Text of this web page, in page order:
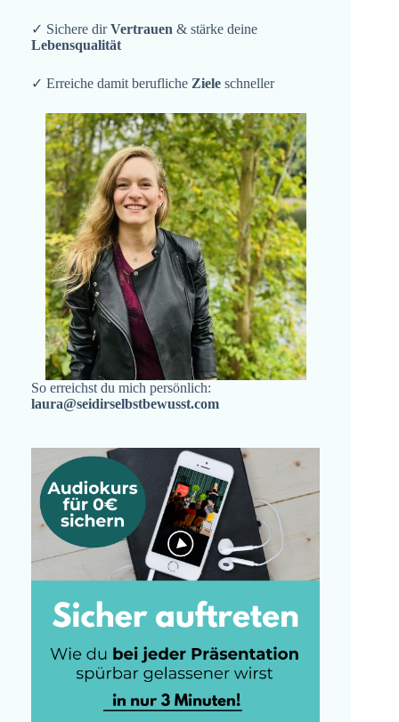
✓ Sichere dirVertrauen & stärke deine
Lebensqualität
✓ Erreiche damit berufliche Ziele schneller
So erreichst du mich persönlich:
laura@seidirselbstbewusst.com